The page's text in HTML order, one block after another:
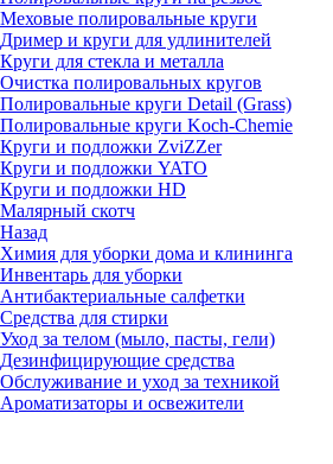
Меховые полировальные круги
Дример и круги для удлинителей
Круги для стекла и металла
Очистка полировальных кругов
Полировальные круги Detail (Grass)
Полировальные круги Koch-Chemie
Круги и подложки ZviZZer
Круги и подложки YATO
Круги и подложки HD
Малярный скотч
Назад
Химия для уборки дома и клининга
Инвентарь для уборки
Антибактериальные салфетки
Средства для стирки
Уход за телом (мыло, пасты, гели)
Дезинфицирующие средства
Обслуживание и уход за техникой
Ароматизаторы и освежители